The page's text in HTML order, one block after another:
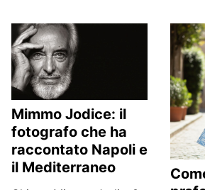
Mimmo Jodice: il
fotografo che ha
raccontato Napoli e
il Mediterraneo